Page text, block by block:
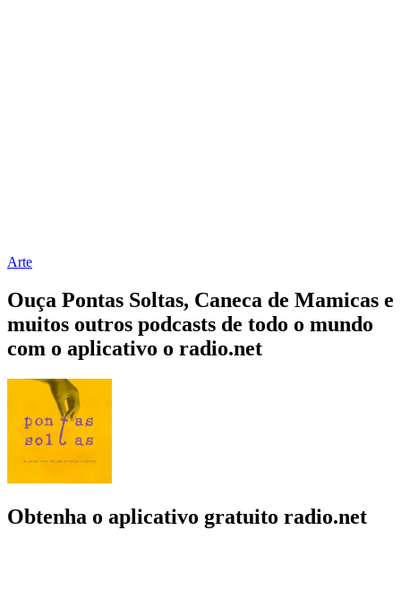
Arte
Ouça Pontas Soltas, Caneca de Mamicas e
muitos outros podcasts de todo o mundo
com o aplicativo o radio.net
Obtenha o aplicativo gratuito radio.net